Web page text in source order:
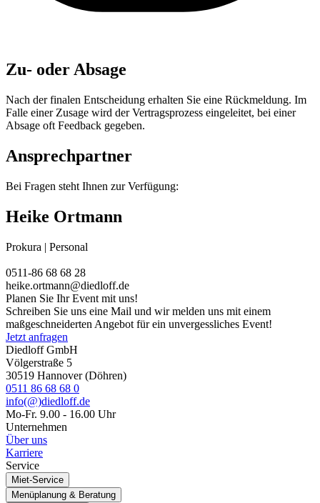
Zu- oder Absage
Nach der finalen Entscheidung erhalten Sie eine Rückmeldung. Im
Falle einer Zusage wird der Vertragsprozess eingeleitet, bei einer
Absage oft Feedback gegeben.
Ansprechpartner
Bei Fragen steht Ihnen zur Verfügung:
Heike Ortmann
Prokura | Personal
0511-86 68 68 28
heike.ortmann@diedloff.de
Planen Sie Ihr Event mit uns!
Schreiben Sie uns eine Mail und wir melden uns mit einem
maßgeschneiderten Angebot für ein unvergessliches Event!
Jetzt anfragen
Diedloff GmbH
Völgerstraße 5
30519 Hannover (Döhren)
0511 86 68 68 0
info(@)diedloff.de
Mo-Fr. 9.00 - 16.00 Uhr
Unternehmen
Über uns
Karriere
Service
Miet-Service
Menüplanung & Beratung